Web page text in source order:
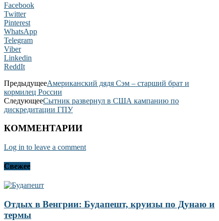
Facebook
Twitter
Pinterest
WhatsApp
Telegram
Viber
Linkedin
ReddIt
ПредыдущееАмериканский дядя Сэм – старший брат и
кормилец России
СледующееСытник развернул в США кампанию по
дискредитации ГПУ
КОММЕНТАРИИ
Log in to leave a comment
Свежее
Отдых в Венгрии: Будапешт, круизы по Дунаю и
термы